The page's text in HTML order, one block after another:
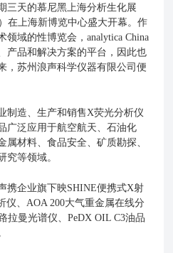
天的慕尼黑上海分析生化展
）在上海新博览中心盛大开幕。作
领域的性博览会，analytica China
产品和解决方案的平台，因此也
，苏州浪声科学仪器有限公司便
制造、生产和销售X荧光分析仪
广泛应用于航空航天、石油化
属材料、食品安全、矿质勘探、
究等领域。
企业旗下映SHINE便携式X射
仪、AOA 200大气重金属在线分
拉曼光谱仪、PeDX OIL C3油品